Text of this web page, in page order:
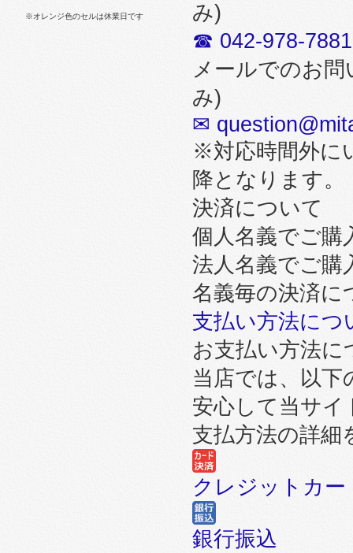
※オレンジ色のセルは休業日です
み)
☎ 042-978-7881
メールでのお
み)
✉
※対応時間外に
降となります。
決済について
個人名義でご購
法人名義でご購
名義毎の決済に
支払い方法につ
お支払い方法に
当店では、以
安心して当サイ
支払方法の詳細
クレジットカー
銀行振込